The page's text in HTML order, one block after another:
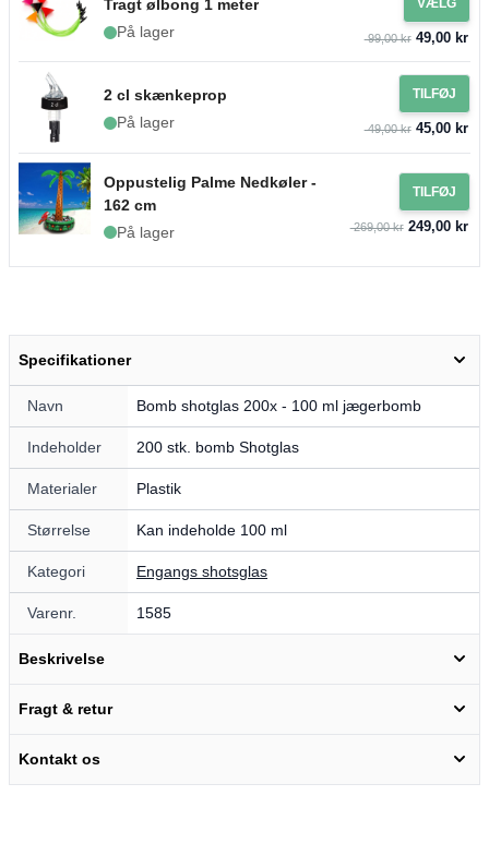
Tragt ølbong 1 meter
På lager
VÆLG
99,00 kr49,00 kr
2 cl skænkeprop
På lager
TILFØJ
49,00 kr45,00 kr
Oppustelig Palme Nedkøler -
162 cm
På lager
TILFØJ
269,00 kr249,00 kr
Specifikationer
Navn Bomb shotglas 200x - 100 ml jægerbomb
Indeholder 200 stk. bomb Shotglas
Materialer Plastik
Størrelse Kan indeholde 100 ml
Kategori Engangs shotsglas
Varenr. 1585
Beskrivelse
Fragt & retur
Kontakt os